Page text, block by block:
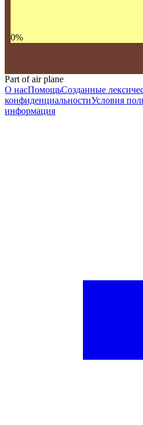
0%
Part of air plane
О насПомощьСозданные
конфиденциальностиУсловия
информация